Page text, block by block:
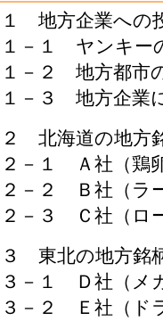
１ 地方企業への
１－１ ヤンキー
１－２ 地方都市
１－３ 地方企業
２ 北海道の地方
２－１ Ａ社（鶏
２－２ Ｂ社（ラ
２－３ Ｃ社（ロ
３ 東北の地方銘
３－１ Ｄ社（メ
３－２ Ｅ社（ド